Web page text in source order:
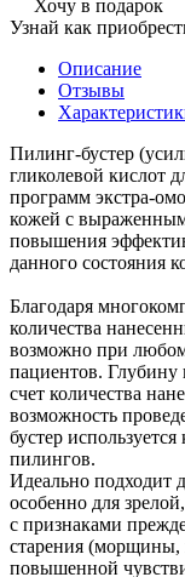
Хочу в подарок
Узнай как
Описание
Отзывы
Пилинг-бустер
гликолевой кислот
программ экстра-
кожей с
повышения
данного состояния
Благодаря
количества
возможно при
пациентов. Глубину
счет количества
возможность
бустер
пилингов.
Идеально подходит
особенно для
с признаками
старения (морщины,
повышенной